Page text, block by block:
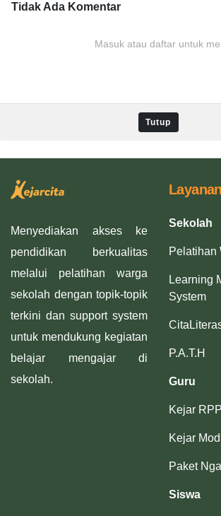
Tidak Ada Komentar
Masuk atau daftar untuk
Tutup
Menyediakan akses ke
pendidikan berkualitas
melalui pelatihan warga
sekolah dengan topik-topik
terkini dan support system
untuk mendukung kegiatan
belajar mengajar di
sekolah.
Layanan
Sekolah
Pelatihan
Learning
System
P.A.T.H
Guru
Kejar RPP
Kejar
Paket
Siswa